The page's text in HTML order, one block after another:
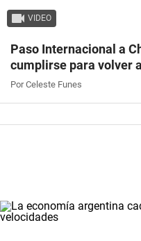
VIDEO
Paso Internacional a
cumplirse para volver
Por Celeste Funes